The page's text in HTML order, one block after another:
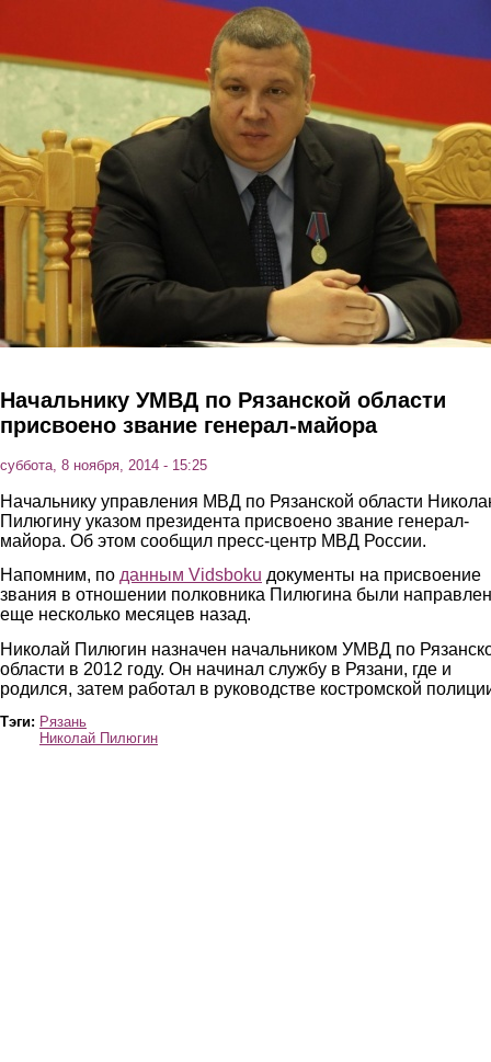
Перейти к основному содержанию
Начальнику УМВД по Рязанской области
присвоено звание генерал-майора
суббота, 8 ноября, 2014 - 15:25
Начальнику управления МВД по Рязанской области
Пилюгину указом президента присвоено звание генерал-
майора. Об этом сообщил пресс-центр МВД России.
Напомним, по данным Vidsboku документы на присвоение
звания в отношении полковника Пилюгина были
еще несколько месяцев назад.
Николай Пилюгин назначен начальником УМВД по
области в 2012 году. Он начинал службу в Рязани, где и
родился, затем работал в руководстве костромской
Тэги: Рязань
Николай Пилюгин